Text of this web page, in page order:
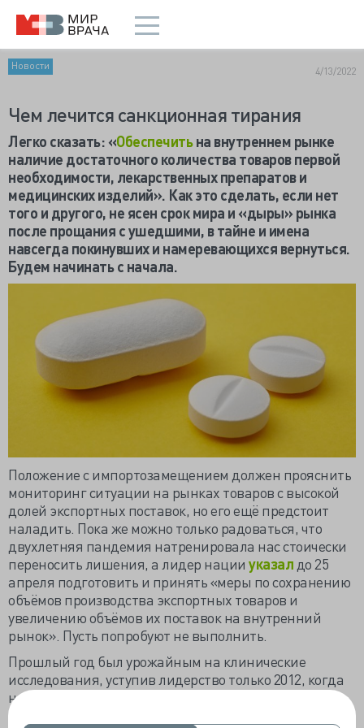
Новости 4/13/2022
Чем лечится санкционная тирания
Легко сказать: «Обеспечитьна внутреннем рынке
наличие достаточного количества товаров первой
необходимости, лекарственных препаратов и
медицинских изделий». Как это сделать, если нет
того и другого, не ясен срок мира и «дыры» рынка
после прощания с ушедшими, в тайне и имена
навсегда покинувших и намеревающихся вернуться.
Будем начинать с начала.
Положение с импортозамещением должен прояснить
мониторинг ситуации на рынках товаров с высокой
долей экспортных поставок, но его ещё предстоит
наладить. Пока же можно только радоваться, что
двухлетняя пандемия натренировала нас стоически
переносить лишения, а лидер нации указал до 25
апреля подготовить и принять «меры по сохранению
объёмов производства экспортных товаров и
увеличению объёмов их поставок на внутренний
рынок». Пусть попробуют не выполнить.
Прошлый год был урожайным на клинические
исследования, уступив лидерство только 2012, когда
начали 915 РКИ. АОКИ назвала 2021 год «у
ходящей
натурой